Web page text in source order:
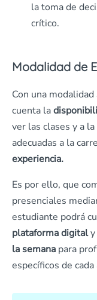
la toma de
crítico.
Modalidad de
Con una modalidad
cuenta la
ver las clases y a
adecuadas a la
experiencia.
Es por ello, que
presenciales
estudiante podrá
plataforma digitaly
la semana para
específicos de